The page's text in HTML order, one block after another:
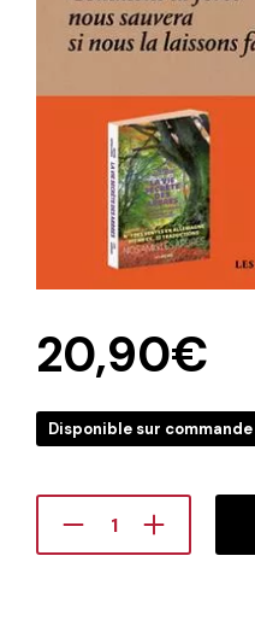
20,90€
Disponible sur commande